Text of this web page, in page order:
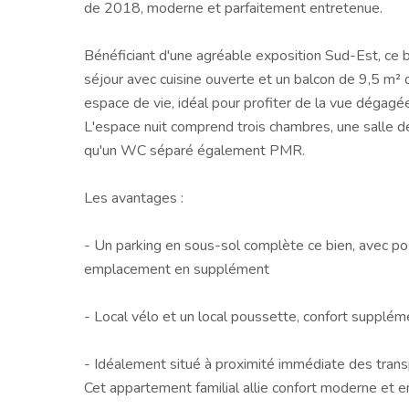
de 2018, moderne et parfaitement entretenue.
Bénéficiant d'une agréable exposition Sud-Est, ce
séjour avec cuisine ouverte et un balcon de 9,5
espace de vie, idéal pour profiter de la vue
L'espace nuit comprend trois chambres, une salle
qu'un WC séparé également PMR.
Les avantages :
- Un parking en sous-sol complète ce bien, avec
emplacement en supplément
- Local vélo et un local poussette, confort
- Idéalement situé à proximité immédiate des
Cet appartement familial allie confort moderne et